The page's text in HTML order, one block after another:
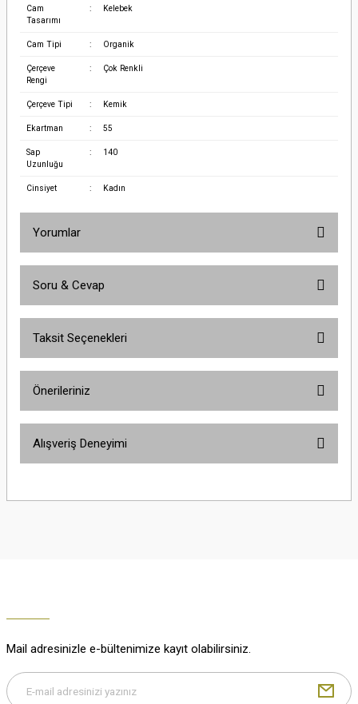
Cam
Tasarımı
: Kelebek
Cam Tipi : Organik
Çerçeve
Rengi
: Çok Renkli
Çerçeve Tipi : Kemik
Ekartman : 55
Sap
Uzunluğu
: 140
Cinsiyet : Kadın
Yorumlar
Soru & Cevap
Taksit Seçenekleri
Önerileriniz
yetersiz gördüğünüz noktaları öneri formunu kullanarak tarafımıza
Alışveriş Deneyimi
M... K... | 29/12/2025
Mail adresinizle e-bültenimize kayıt olabilirsiniz.